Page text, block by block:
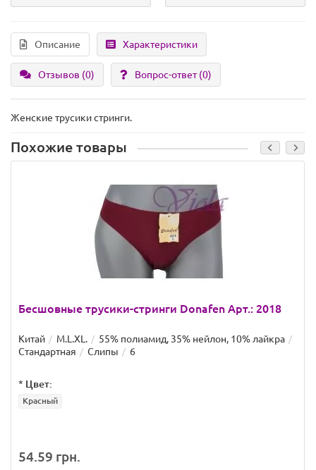
Описание Характеристики
Отзывов (0) Вопрос-ответ(0)
Женские трусики стринги.
Похожие товары
Бесшовные трусики-стринги Donafen Арт.: 2018
Китай M.L.XL.
55% полиамид, 35% нейлон, 10% лайкра
Стандартная
Слипы 6
* Цвет:
Красный
54.59 грн.